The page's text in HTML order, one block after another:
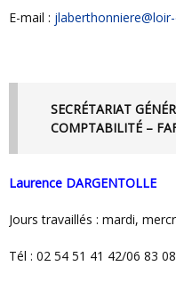
E-mail :
SECRÉTARIAT GÉNÉRAL – PARTENARIAT –
COMPTABILITÉ –
Laurence DARGENTOLLE
Jours travaillés : mardi,
Tél : 02 54 51 41 42/06 83